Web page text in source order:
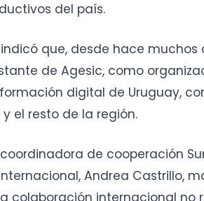
del país.
que, desde hace
de Agesic, como
digital de Uruguay,
el resto de la región.
de cooperación
Andrea Castrillo,
colaboración internacional no